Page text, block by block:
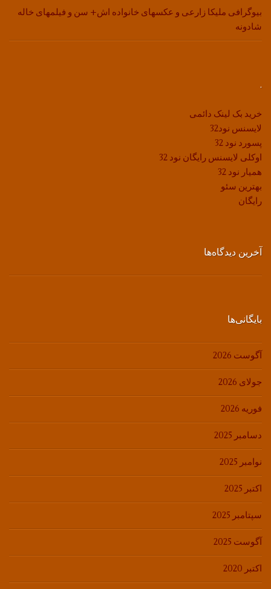
بیوگرافی ملیکا زارعی و عکسهای خانواده اش+ سن و فیلمهای خاله
شادونه
.
خرید بک لینک دائمی
لایسنس نود32
پسورد نود 32
اوکلی لایسنس رایگان نود 32
همیار نود 32
بهترین سئو
رایگان
آخرین دیدگاه‌ها
بایگانی‌ها
آگوست 2026
جولای 2026
فوریه 2026
دسامبر 2025
نوامبر 2025
اکتبر 2025
سپتامبر 2025
آگوست 2025
اکتبر 2020